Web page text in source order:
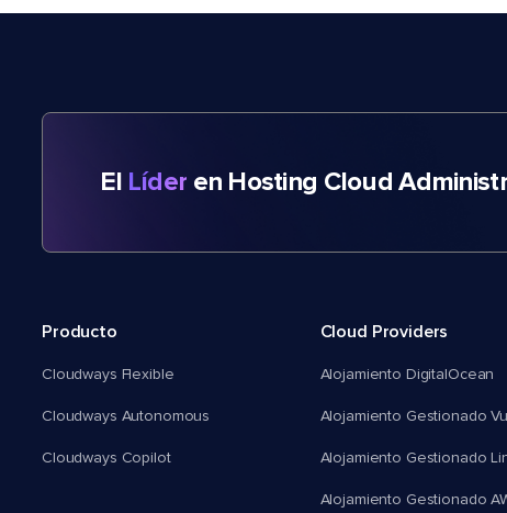
El Líder en Hosting Cloud
Producto
Cloudways Flexible
Cloudways Autonomous
Cloudways Copilot
Cloud Providers
Alojamiento DigitalOcean
Alojamiento Gestionado
Alojamiento Gestionado
Alojamiento Gestionado